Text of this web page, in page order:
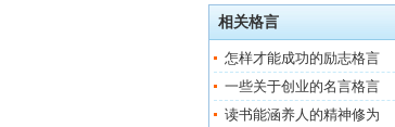
相关格言
怎样才能成功的励志格言
一些关于创业的名言格言
读书能涵养人的精神修为